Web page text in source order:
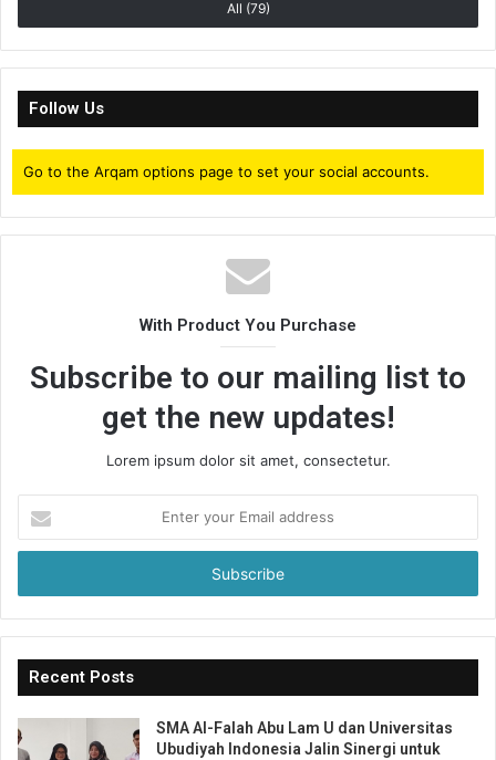
All (79)
Follow Us
Go to the Arqam options page to set your social accounts.
With Product You Purchase
Subscribe to our mailing list to
get the new updates!
Lorem ipsum dolor sit amet, consectetur.
your
Email
Recent Posts
SMA Al-Falah Abu Lam U dan Universitas
Ubudiyah Indonesia Jalin Sinergi untuk